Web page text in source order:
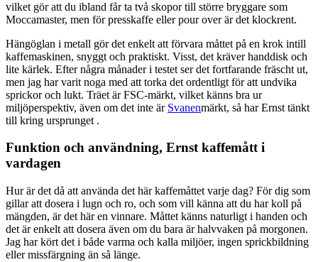
vilket gör att du ibland får ta två skopor till större bryggare som
Moccamaster, men för presskaffe eller pour over är det klockrent.
Hängöglan i metall gör det enkelt att förvara måttet på en krok intill
kaffemaskinen, snyggt och praktiskt. Visst, det kräver handdisk och
lite kärlek. Efter några månader i testet ser det fortfarande fräscht ut,
men jag har varit noga med att torka det ordentligt för att undvika
sprickor och lukt. Träet är FSC-märkt, vilket känns bra ur
miljöperspektiv, även om det inte är Svanenmärkt, så har Ernst tänkt
till kring ursprunget .
Funktion och användning, Ernst kaffemått i
vardagen
Hur är det då att använda det här kaffemåttet varje dag? För dig som
gillar att dosera i lugn och ro, och som vill känna att du har koll på
mängden, är det här en vinnare. Måttet känns naturligt i handen och
det är enkelt att dosera även om du bara är halvvaken på morgonen.
Jag har kört det i både varma och kalla miljöer, ingen sprickbildning
eller missfärgning än så länge.